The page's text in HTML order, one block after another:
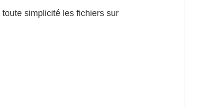
simplicité les fichiers sur